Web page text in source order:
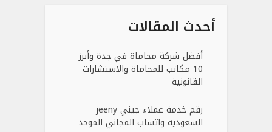
أحدث المقالات
أفضل شركة محاماة في جدة وأبرز
10 مكاتب للمحاماة والاستشارات
القانونية
رقم خدمة عملاء جيني jeeny
السعودية واتساب المجاني الموحد